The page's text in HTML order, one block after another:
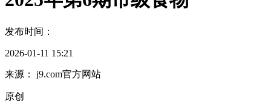
发布时间：
2026-01-11 15:21
来源： j9.com官方网站
原创